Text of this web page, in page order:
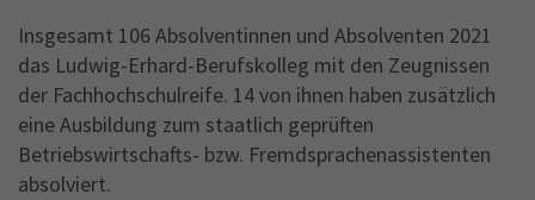
Insgesamt 106 Absolventinnen und Absolventen 2021
das Ludwig-Erhard-Berufskolleg mit den Zeugnissen
der Fachhochschulreife. 14 von ihnen haben zusätzlich
eine Ausbildung zum staatlich geprüften
Betriebswirtschafts- bzw. Fremdsprachenassistenten
absolviert.